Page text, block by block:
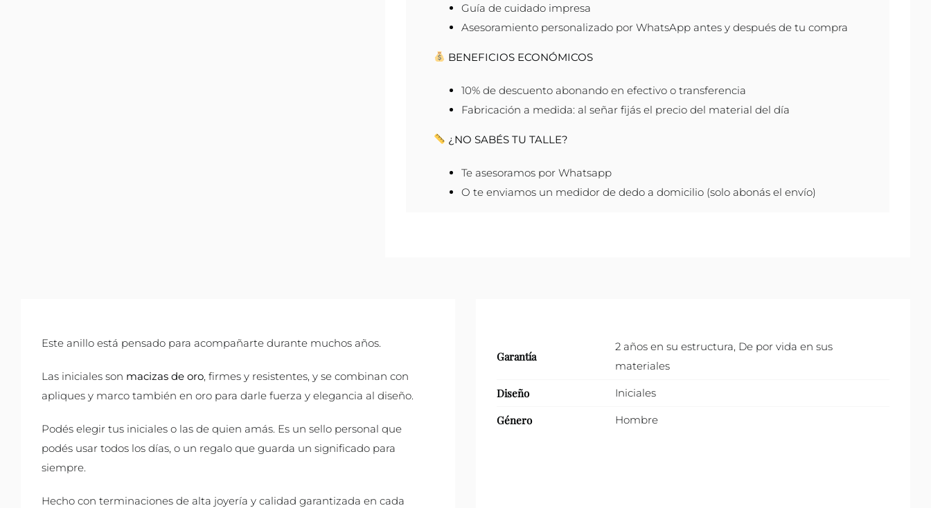
Guía de cuidado impresa
Asesoramiento personalizado por WhatsApp antes y después de tu compra
BENEFICIOS ECONÓMICOS
10% de descuento abonando en efectivo o transferencia
Fabricación a medida: al señar fijás el precio del material del día
¿NO SABÉS TU TALLE?
Te asesoramos por Whatsapp
O te enviamos un medidor de dedo a domicilio (solo abonás el envío)
Este anillo está pensado para acompañarte durante muchos años.
Las iniciales son macizas de oro, firmes y resistentes, y se combinan con
apliques y marco también en oro para darle fuerza y elegancia al diseño.
Podés elegir tus iniciales o las de quien amás. Es un sello personal que
podés usar todos los días, o un regalo que guarda un significado para
siempre.
Hecho con terminaciones de alta joyería y calidad garantizada en cada
Garantía
2 años en su estructura, De por vida en sus
materiales
Diseño Iniciales
Género Hombre